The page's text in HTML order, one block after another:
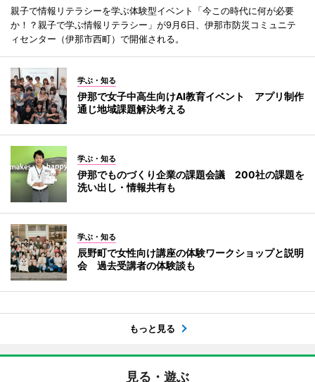
親子で情報リテラシーを学ぶ体験型イベント「今この時代に何が必要
か！？親子で学ぶ情報リテラシー」が9月6日、伊那市防災コミュニテ
ィセンター（伊那市西町）で開催される。
学ぶ・知る
伊那で女子中高生向けAI教育イベント アプリ制作
通じ地域課題解決考える
学ぶ・知る
伊那でものづくり企業の課題会議 200社の課題を
洗い出し・情報共有も
学ぶ・知る
辰野町で女性向け講座の体験ワークショップと説明
会 過去受講者の体験談も
もっと見る
見る・遊ぶ